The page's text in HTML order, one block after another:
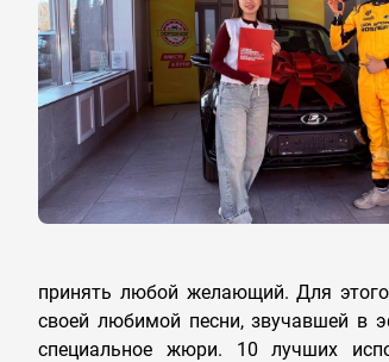
принять любой желающий. Для
своей любимой песни, звучавшей в
специальное жюри. 10 лучших